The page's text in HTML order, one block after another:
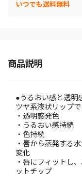
いつでも送料無料
商品説明
●うるおい感と透明
ツヤ系液状リップで
・透明感発色
・うるおい感持続
・色持続
・唇から蒸発する
変化
・唇にフィットし
ットチップ